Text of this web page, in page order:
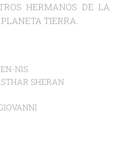
HERMANOS DE LA
TIERRA.
NIS
SHERAN